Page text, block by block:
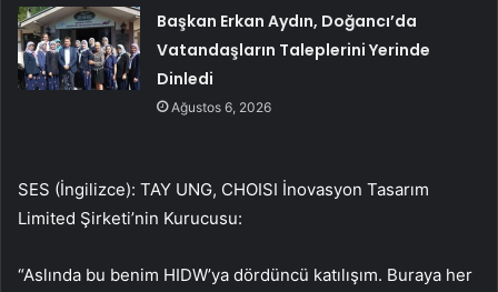
Başkan Erkan Aydın, Doğancı’da
Vatandaşların Taleplerini Yerinde
Dinledi
Ağustos 6, 2026
SES (İngilizce): TAY UNG, CHOISI İnovasyon Tasarım
Limited Şirketi’nin Kurucusu:
“Aslında bu benim HIDW’ya dördüncü katılışım. Buraya her